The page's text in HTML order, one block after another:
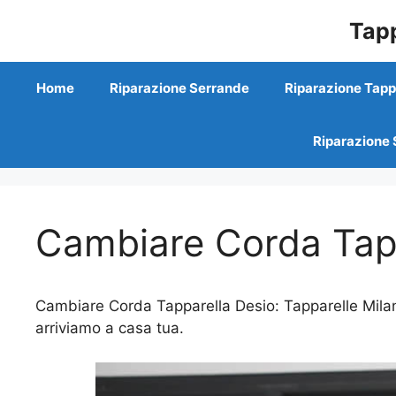
Home Riparazione Serrande Riparazione
Riparazione
Cambiare Corda
Cambiare Corda Tapparella Desio: Tapparelle
arriviamo a casa tua.